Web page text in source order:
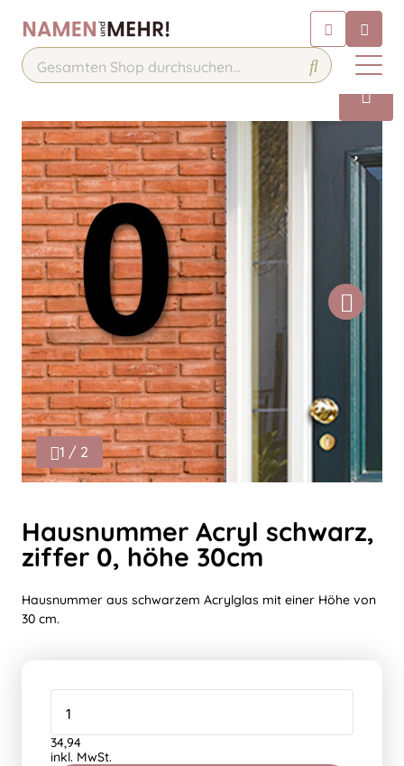
Chatten Sie 24/7 mit unserem
hilfreichen Chatbot
Kontakt
1 / 2
Hausnummer Acryl schwarz,
ziffer 0, höhe 30cm
Hausnummer aus schwarzem Acrylglas mit einer Höhe von
30 cm.
34,94
inkl. MwSt.